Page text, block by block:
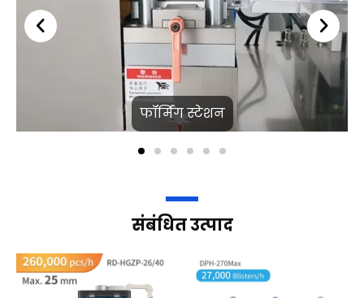
फॉर्मिंग स्टेशन
संबंधित उत्पाद